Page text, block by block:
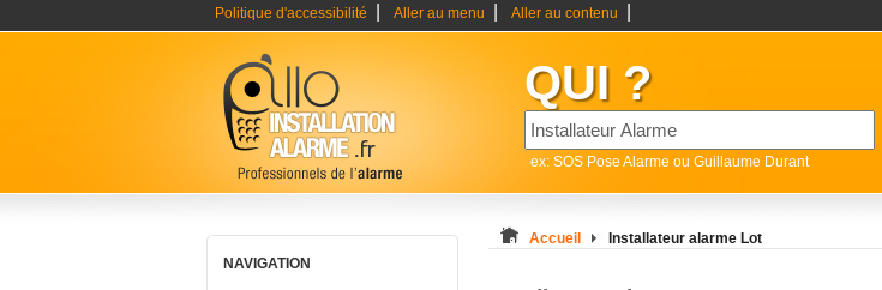
Politique d'accessibilité Aller au menu Aller au contenu
QUI ?
ex: SOS Pose Alarme ou Guillaume Durant
NAVIGATION
Accueil Installateur alarme Lot